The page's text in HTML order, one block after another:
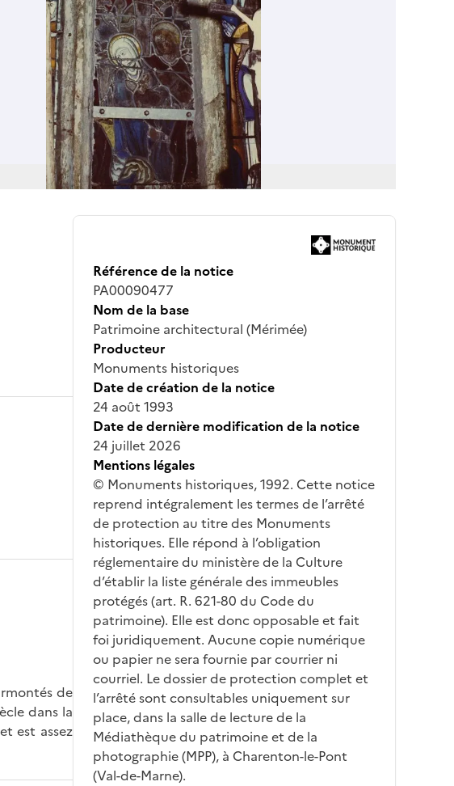
de
dans la
est assez
Référence de la notice
PA00090477
Nom de la base
Patrimoine architectural (Mérimée)
Producteur
Monuments historiques
Date de création de la notice
24 août 1993
Date de dernière modification de la notice
24 juillet 2026
Mentions légales
© Monuments historiques, 1992. Cette notice
reprend intégralement les termes de l’arrêté
de protection au titre des Monuments
historiques. Elle répond à l’obligation
réglementaire du ministère de la Culture
d’établir la liste générale des immeubles
protégés (art. R. 621-80 du Code du
patrimoine). Elle est donc opposable et fait
foi juridiquement. Aucune copie numérique
ou papier ne sera fournie par courrier ni
courriel. Le dossier de protection complet et
l’arrêté sont consultables uniquement sur
place, dans la salle de lecture de la
Médiathèque du patrimoine et de la
photographie (MPP), à Charenton-le-Pont
(Val-de-Marne).